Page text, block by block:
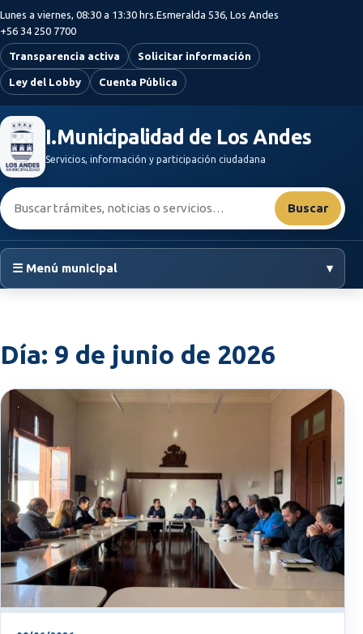
Saltar al contenido principal
Lunes a viernes, 08:30 a 13:30 hrs.Esmeralda 536, Los Andes
+56 34 250 7700
Transparencia activa Solicitar información
Ley del Lobby Cuenta Pública
I.Municipalidad de Los Andes
Servicios, información y participación ciudadana
Buscar:
Buscar
☰ Menú municipal ▾
Día: 9 de junio de 2026